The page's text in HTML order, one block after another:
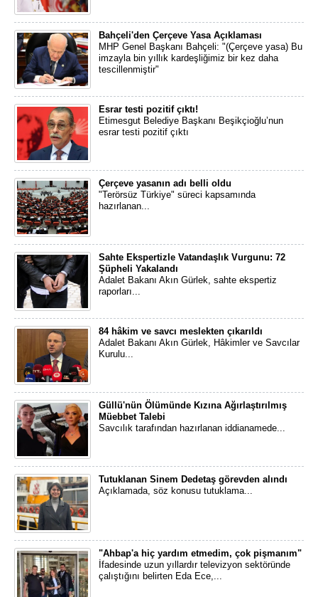
Bahçeli'den Çerçeve Yasa Açıklaması
MHP Genel Başkanı Bahçeli: "(Çerçeve yasa) Bu
imzayla bin yıllık kardeşliğimiz bir kez daha
tescillenmiştir"
Esrar testi pozitif çıktı!
Etimesgut Belediye Başkanı Beşikçioğlu’nun
esrar testi pozitif çıktı
Çerçeve yasanın adı belli oldu
"Terörsüz Türkiye" süreci kapsamında
hazırlanan...
Sahte Ekspertizle Vatandaşlık Vurgunu: 72
Şüpheli Yakalandı
Adalet Bakanı Akın Gürlek, sahte ekspertiz
raporları...
84 hâkim ve savcı meslekten çıkarıldı
Adalet Bakanı Akın Gürlek, Hâkimler ve Savcılar
Kurulu...
Güllü'nün Ölümünde Kızına Ağırlaştırılmış
Müebbet Talebi
Savcılık tarafından hazırlanan iddianamede...
Tutuklanan Sinem Dedetaş görevden alındı
Açıklamada, söz konusu tutuklama...
"Ahbap'a hiç yardım etmedim, çok pişmanım"
İfadesinde uzun yıllardır televizyon sektöründe
çalıştığını belirten Eda Ece,...